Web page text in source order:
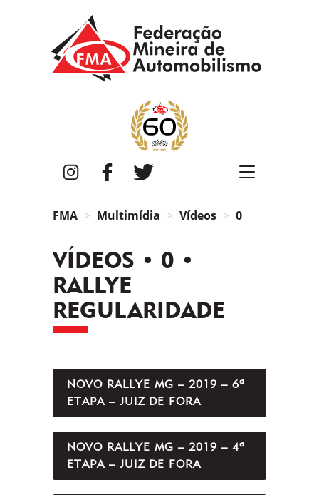
InstagramFacebook
FMA Multimídia Vídeos 0
VÍDEOS • 0 •
RALLYE
REGULARIDADE
NOVO RALLYE MG – 2019 – 6ª
ETAPA – JUIZ DE FORA
NOVO RALLYE MG – 2019 – 4ª
ETAPA – JUIZ DE FORA